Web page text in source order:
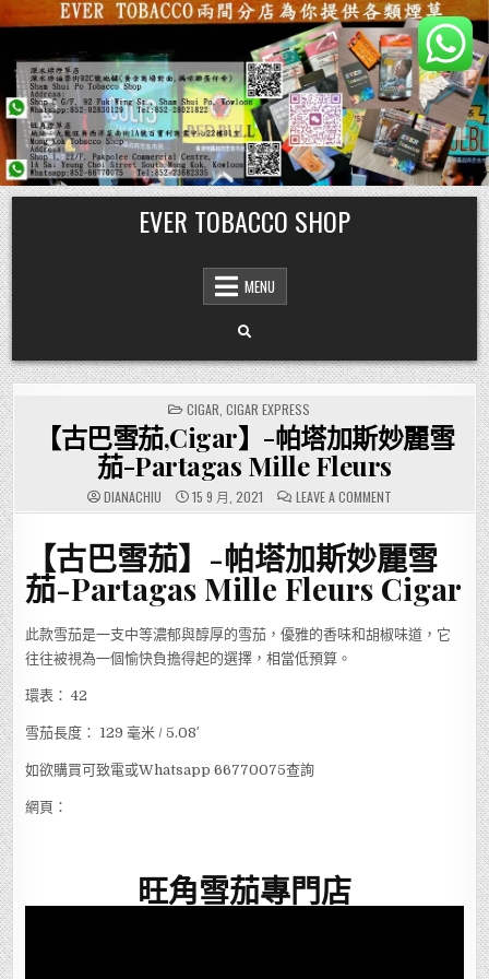
Skip
to
content
EVER TOBACCO SHOP
MENU
POSTED
IN
CIGAR CIGAR EXPRESS
【古巴雪茄,Cigar】-帕塔加斯妙麗雪
茄-Partagas Mille Fleurs
DIANACHIU 15 9 月, 2021 LEAVE A COMMENTON
【古
茄,CIGAR】-
帕
塔
加
斯
麗
雪
【古巴雪茄】-帕塔加斯妙麗雪
茄-Partagas Mille Fleurs Cigar
此款雪茄是一支中等濃郁與醇厚的雪茄，優雅的香味和胡椒味道，它
往往被視為一個愉快負擔得起的選擇，相當低預算。
環表： 42
雪茄長度： 129 毫米 / 5.08′
如欲購買可致電或Whatsapp 66770075查詢
網頁：
旺角雪茄專門店